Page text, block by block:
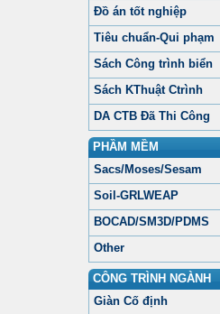
Đồ án tốt nghiệp
Tiêu chuẩn-Qui phạm
Sách Công trình biển
Sách KThuật Ctrình
DA CTB Đã Thi Công
PHẦM MỀM
Sacs/Moses/Sesam
Soil-GRLWEAP
BOCAD/SM3D/PDMS
Other
CÔNG TRÌNH NGÀNH
Giàn Cố định